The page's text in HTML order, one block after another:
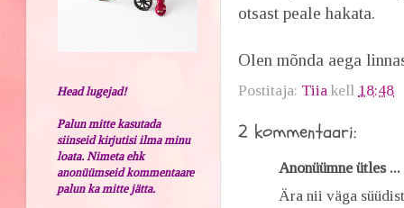
otsast peale hakata.
Olen mõnda aega
Postitaja: Tiia kell 18:48
2 kommentaari:
Anonüümne ütles ...
Ära nii väga
Head lugejad!
Palun mitte kasutada
siinseid kirjutisi ilma minu
loata. Nimeta ehk
anonüümseid kommentaare
palun ka mitte jätta.